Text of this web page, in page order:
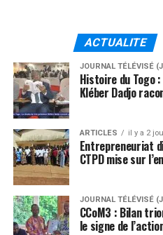
ACTUALITE
JOURNAL TÉLÉVISÉ
Histoire du Togo
Kléber Dadjo
ARTICLES il y a 2
Entrepreneuriat
CTPD mise sur
JOURNAL TÉLÉVISÉ
CCoM3 : Bilan
le signe de